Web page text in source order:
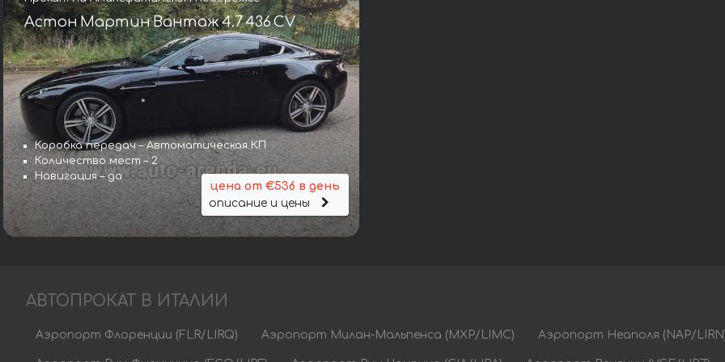
Астон Мартин Вантаж 4.7 436 CV
Коробка передач – Автоматическая КП
Количество мест – 2
Навигация – да
цена от €536 в день
описание и цены
АВТОПРОКАТ В ИТАЛИИ
Аэропорт Флоренции (FLR/LIRQ) Аэропорт Милан-Мальпенса (MXP/LIMC) Аэропорт Неаполя (NAP/